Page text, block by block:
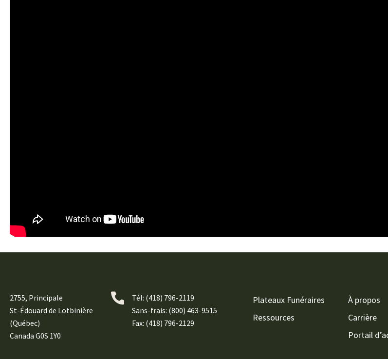
2755, Principale
St-Édouard de Lotbinière
(Québec)
Canada G0S 1Y0
Tél: (418) 796-2119
Sans-frais: (800) 463-9515
Fax: (418) 796-2129
Plateaux Funéraires
Ressources
À propos
Carrière
Portail